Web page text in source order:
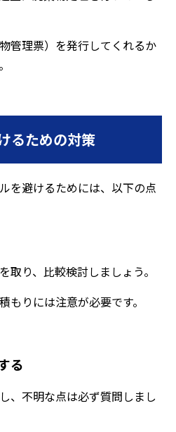
管理票）を発行してくれるか
るための対策
を避けるためには、以下の点
取り、比較検討しましょう。
もりには注意が必要です。
る
、不明な点は必ず質問しまし